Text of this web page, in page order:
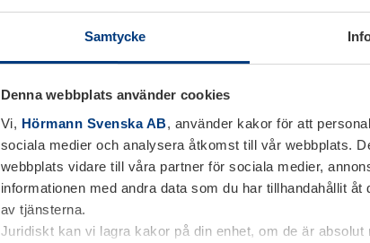
Samtycke
Denna webbplats använder cookies
Vi, Hörmann Svenska AB, använder kakor för att
sociala medier och analysera åtkomst till vår webbplats.
webbplats vidare till våra partner för sociala medier,
informationen med andra data som du har tillhandahållit
av tjänsterna.
Juridiskt kan vi lagra kakor på din enhet, om de är